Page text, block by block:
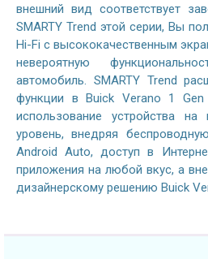
внешний вид соответствует
SMARTY Trend этой серии, Вы
Hi-Fi с высококачественным
невероятную
автомобиль. SMARTY Trend
функции в Buick Verano 1
использование устройства на
уровень, внедряя
Android Auto, доступ в
приложения на любой вкус, а
дизайнерскому решению Buick